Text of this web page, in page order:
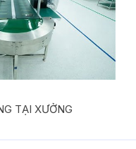
TẠI XƯỞNG